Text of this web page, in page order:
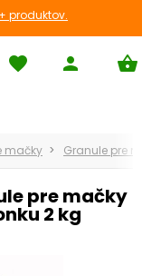
produktov.
favorite person shopping_basket
mačky Granule pre
pre mačky
2 kg